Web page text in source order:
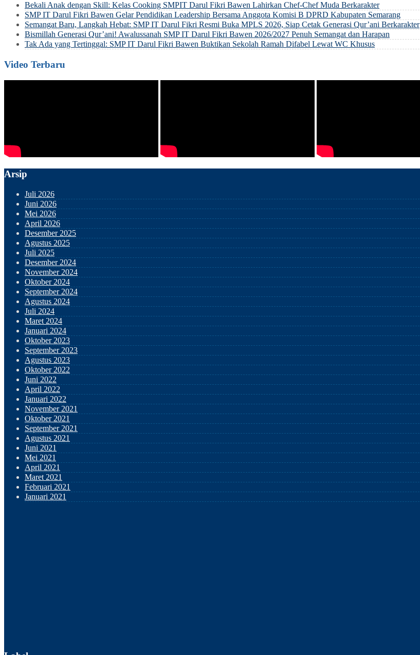
Bekali Anak dengan Skill: Kelas Cooking SMPIT Darul Fikri Bawen Lahirkan Chef-Chef Muda Berkarakter
SMP IT Darul Fikri Bawen Gelar Pendidikan Leadership Bersama Anggota Komisi B DPRD Kabupaten Semarang
Semangat Baru, Langkah Hebat: SMP IT Darul Fikri Resmi Buka MPLS 2026, Siap Cetak Generasi Qur’ani Berkarakter
Bismillah Generasi Qur’ani! Awalussanah SMP IT Darul Fikri Bawen 2026/2027 Penuh Semangat dan Harapan
Tak Ada yang Tertinggal: SMP IT Darul Fikri Bawen Buktikan Sekolah Ramah Difabel Lewat WC Khusus
Video Terbaru
Arsip
Juli 2026
Juni 2026
Mei 2026
April 2026
Desember 2025
Agustus 2025
Juli 2025
Desember 2024
November 2024
Oktober 2024
September 2024
Agustus 2024
Juli 2024
Maret 2024
Januari 2024
Oktober 2023
September 2023
Agustus 2023
Oktober 2022
Juni 2022
April 2022
Januari 2022
November 2021
Oktober 2021
September 2021
Agustus 2021
Juni 2021
Mei 2021
April 2021
Maret 2021
Februari 2021
Januari 2021